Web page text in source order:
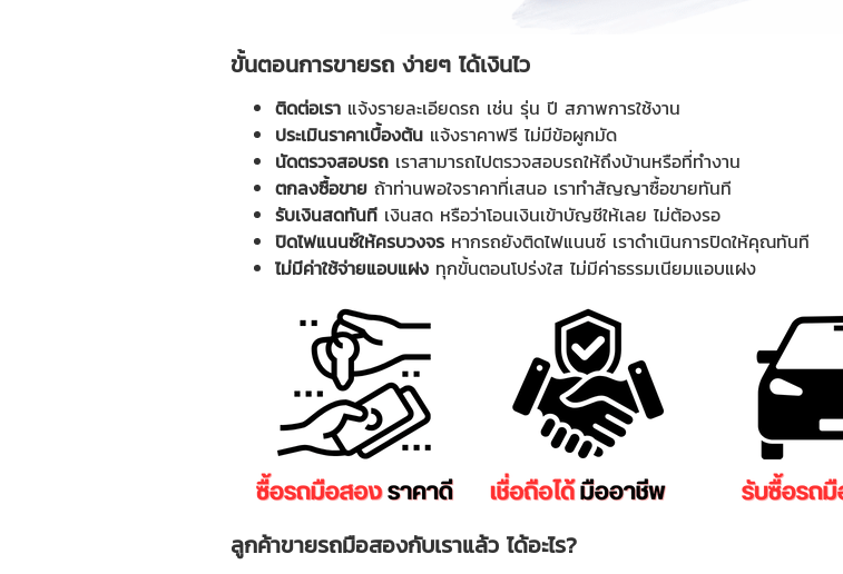
ขั้นตอนการขายรถ ง่ายๆ ได้เงินไว
ติดต่อเรา แจ้งรายละเอียดรถ เช่น รุ่น ปี สภาพการใช้งาน
ประเมินราคาเบื้องต้น แจ้งราคาฟรี ไม่มีข้อผูกมัด
นัดตรวจสอบรถ เราสามารถไปตรวจสอบรถให้ถึงบ้านหรือที่ทำงาน
ตกลงซื้อขาย ถ้าท่านพอใจราคาที่เสนอ เราทำสัญญาซื้อขายทันที
รับเงินสดทันที เงินสด หรือว่าโอนเงินเข้าบัญชีให้เลย ไม่ต้องรอ
ปิดไฟแนนซ์ให้ครบวงจร หากรถยังติดไฟแนนซ์ เราดำเนินการปิดให้คุณทันที
ไม่มีค่าใช้จ่ายแอบแฝง ทุกขั้นตอนโปร่งใส ไม่มีค่าธรรมเนียมแอบแฝง
ลูกค้าขายรถมือสองกับเราแล้ว ได้อะไร?